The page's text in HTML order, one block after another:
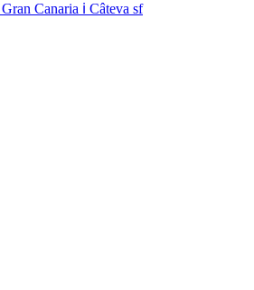
Canaria ℹ️ Câteva sf